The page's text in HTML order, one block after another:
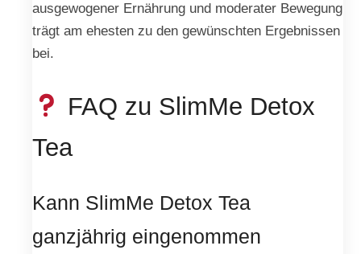
ausgewogener Ernährung und moderater Bewegung
trägt am ehesten zu den gewünschten Ergebnissen
bei.
FAQ zu SlimMe Detox
Tea
Kann SlimMe Detox Tea
ganzjährig eingenommen